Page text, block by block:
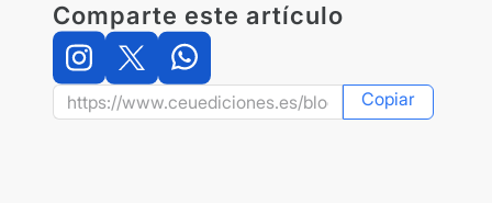
Comparte este artículo
Copiar